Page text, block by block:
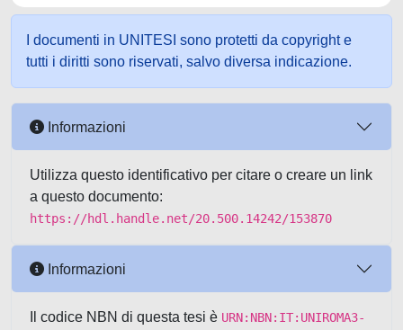
I documenti in UNITESI sono protetti da copyright e
tutti i diritti sono riservati, salvo diversa indicazione.
Informazioni
Utilizza questo identificativo per citare o creare un link
a questo documento:
https://hdl.handle.net/20.500.14242/153870
Informazioni
Il codice NBN di questa tesi è URN:NBN:IT:UNIROMA3-